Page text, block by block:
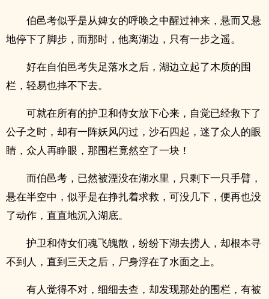
伯邑考似乎是从婢女的呼唤之中醒过神来，悬而又悬
地停下了脚步，而那时，他离湖边，只有一步之遥。
好在自伯邑考失足落水之后，湖边立起了木质的围
栏，轻易也摔不下去。
可就在所有的护卫和侍女放下心来，自觉已经救下了
公子之时，却有一阵妖风闪过，沙石四起，迷了众人的眼
睛，众人再睁眼，那围栏竟然空了一块！
而伯邑考，已然被湮没在湖水里，只剩下一只手臂，
悬在半空中，似乎是在挣扎着求救，可没几下，便再也没
了动作，直直地沉入湖底。
护卫和侍女们魂飞魄散，纷纷下湖去捞人，却根本寻
不到人，直到三天之后，尸身浮在了水面之上。
有人觉得不对，细细去查，却发现那处的围栏，有被